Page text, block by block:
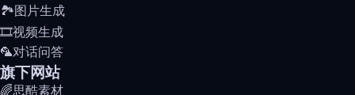
🏞️图片生成
🎞️视频生成
🦜对话问答
旗下网站
🌈思酷素材